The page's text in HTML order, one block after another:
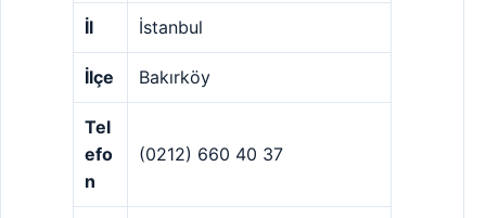
İl İstanbul
İlçe Bakırköy
Tel
efo
n
(0212) 660 40 37